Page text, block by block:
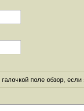
поле обзор, если